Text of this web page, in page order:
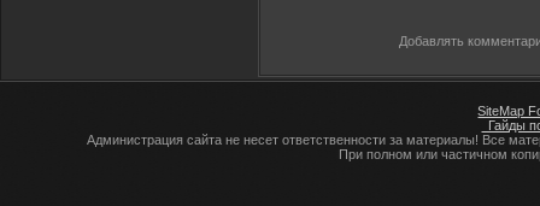
Добавлять
SiteMap
Гайды
Администрация сайта не несет ответственности за материалы! Все
При полном или частичном